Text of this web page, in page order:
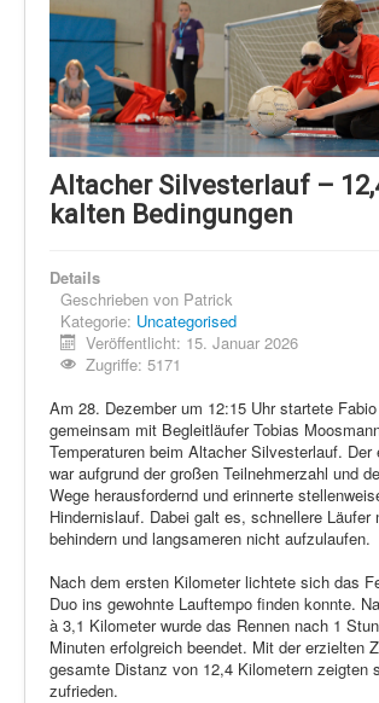
Über uns
Torball
Schießen
Schi Alpin
Schi Nordisch
Laufen
Datenschutz
Altacher Silvesterlauf –
kalten Bedingungen
Details
Geschrieben von Patrick
Kategorie: Uncategorised
Veröffentlicht: 15. Januar 2026
Zugriffe: 5171
Am 28. Dezember um 12:15 Uhr startete
gemeinsam mit Begleitläufer Tobias
Temperaturen beim Altacher Silvesterlauf. Der
war aufgrund der großen Teilnehmerzahl und
Wege herausfordernd und erinnerte
Hindernislauf. Dabei galt es, schnellere Läufer
behindern und langsameren nicht aufzulaufen.
Nach dem ersten Kilometer lichtete sich das
Duo ins gewohnte Lauftempo finden konnte.
à 3,1 Kilometer wurde das Rennen nach 1
Minuten erfolgreich beendet. Mit der erzielten
gesamte Distanz von 12,4 Kilometern zeigten
zufrieden.